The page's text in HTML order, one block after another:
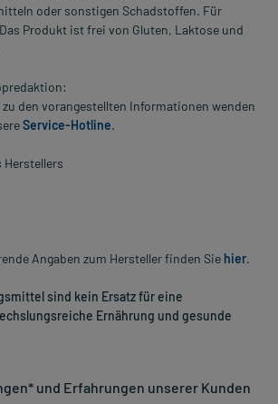
oder sonstigen Schadstoffen. Für
Produkt ist frei von Gluten, Laktose und
zu den vorangestellten Informationen wenden
Service-Hotline.
Herstellers
Angaben zum Hersteller finden Sie hier.
sind kein Ersatz für eine
Ernährung und gesunde
und Erfahrungen unserer Kunden